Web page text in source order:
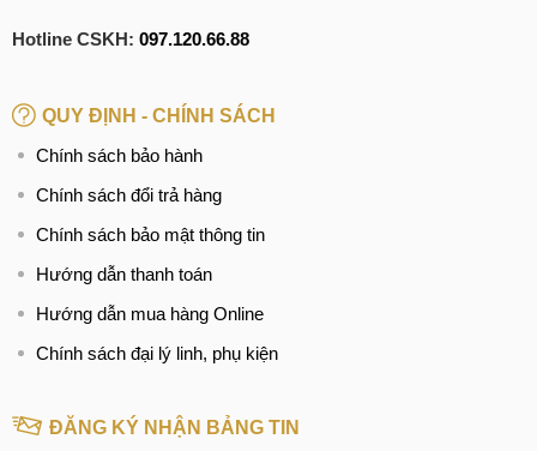
phía Bắc: 0969.120.120 hoặc khu vực phía Nam:
Địa chỉ mua Tivi Xiaomi Mi TV 3S 70 inch uy tín nhất:
CN 1:120 Thái Hà, Q. Đống Đa, Hà Nội
Hotline:0969.120120
CN 2:398 Cầu Giấy, Q. Cầu Giấy, Hà Nội
CN 3: 42 Phố Vọng, Hai Bà Trưng, Hà Nội
Hotline CSKH: 097.120.66.88
QUY ĐỊNH - CHÍNH SÁCH
Chính sách bảo hành
Chính sách đổi trả hàng
Chính sách bảo mật thông tin
Hướng dẫn thanh toán
Hướng dẫn mua hàng Online
Chính sách đại lý linh, phụ kiện
ĐĂNG KÝ NHẬN BẢNG TIN